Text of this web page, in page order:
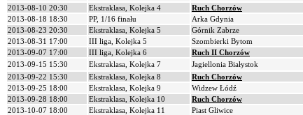
2013-08-10 20:30
Ekstraklasa, Kolejka 4 Ruch Chorzów
2013-08-18 18:30
PP, 1/16 finału Arka Gdynia
2013-08-23 20:30
Ekstraklasa, Kolejka 5 Górnik Zabrze
2013-08-31 17:00
III liga, Kolejka 5 Szombierki Bytom
2013-09-07 17:00
III liga, Kolejka 6 Ruch II Chorzów
2013-09-15 15:30
Ekstraklasa, Kolejka 7 Jagiellonia Białystok
2013-09-22 15:30
Ekstraklasa, Kolejka 8 Ruch Chorzów
2013-09-25 18:00
Ekstraklasa, Kolejka 9 Widzew Łódź
2013-09-28 18:00
Ekstraklasa, Kolejka 10 Ruch Chorzów
2013-10-07 18:00
Ekstraklasa, Kolejka 11 Piast Gliwice